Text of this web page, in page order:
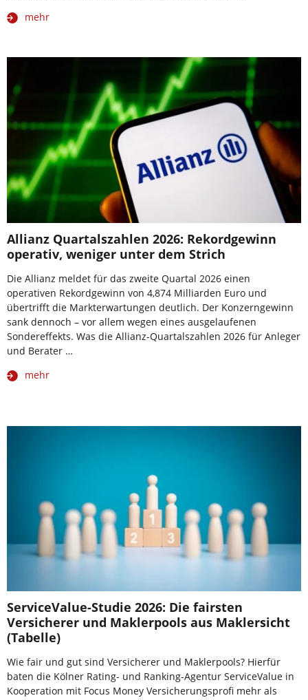
mehr
Allianz Quartalszahlen 2026: Rekordgewinn
operativ, weniger unter dem Strich
Die Allianz meldet für das zweite Quartal 2026 einen
operativen Rekordgewinn von 4,874 Milliarden Euro und
übertrifft die Markterwartungen deutlich. Der Konzerngewinn
sank dennoch – vor allem wegen eines ausgelaufenen
Sondereffekts. Was die Allianz-Quartalszahlen 2026 für Anleger
und Berater …
mehr
ServiceValue-Studie 2026: Die fairsten
Versicherer und Maklerpools aus Maklersicht
(Tabelle)
Wie fair und gut sind Versicherer und Maklerpools? Hierfür
baten die Kölner Rating- und Ranking-Agentur ServiceValue in
Kooperation mit Focus Money Versicherungsprofi mehr als